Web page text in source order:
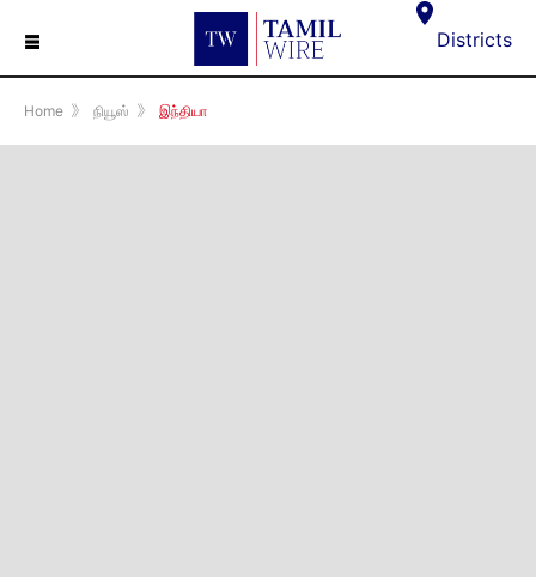
☰ Districts
Home 》 நியூஸ் 》 இந்தியா